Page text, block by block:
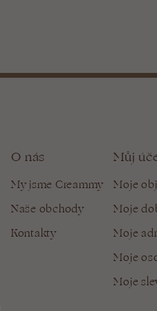
O nás
My jsme Creammy
Naše obchody
Kontakty
Můj
Moje
Moje
Moje
Moje
Moje